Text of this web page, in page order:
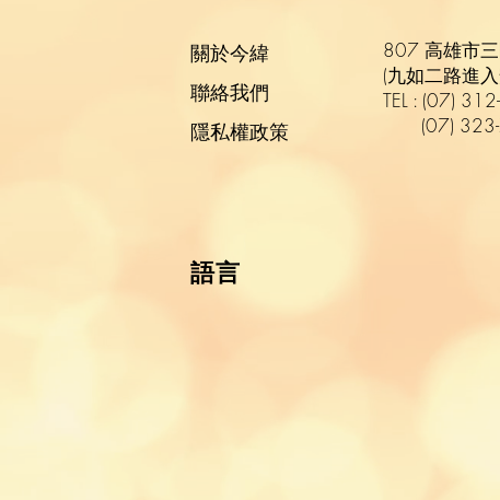
關於今緯
​聯絡我們
隱私權政策
807 高雄市
(九如二路進
TEL : (07)
(07) 323-
語言